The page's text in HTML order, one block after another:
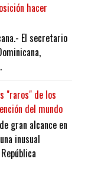
hacer
El secretario
"raros" de los
del mundo
gran alcance en
inusual